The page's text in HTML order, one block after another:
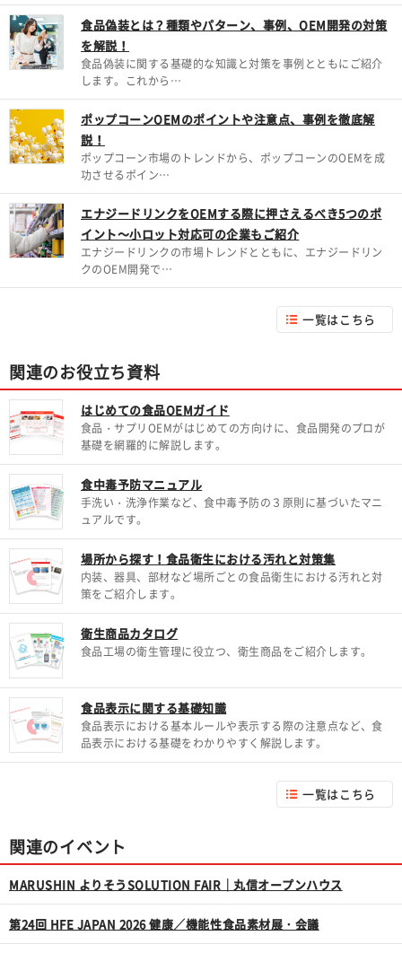
食品偽装とは？種類やパターン、事例、OEM開発の対策
を解説！
食品偽装に関する基礎的な知識と対策を事例とともにご紹介
します。これから…
ポップコーンOEMのポイントや注意点、事例を徹底解
説！
ポップコーン市場のトレンドから、ポップコーンのOEMを成
功させるポイン…
エナジードリンクをOEMする際に押さえるべき5つのポ
イント～小ロット対応可の企業もご紹介
エナジードリンクの市場トレンドとともに、エナジードリン
クのOEM開発で…
一覧はこちら
関連のお役立ち資料
はじめての食品OEMガイド
食品・サプリOEMがはじめての方向けに、食品開発のプロが
基礎を網羅的に解説します。
食中毒予防マニュアル
手洗い・洗浄作業など、食中毒予防の３原則に基づいたマニ
ュアルです。
場所から探す！食品衛生における汚れと対策集
内装、器具、部材など場所ごとの食品衛生における汚れと対
策をご紹介します。
衛生商品カタログ
食品工場の衛生管理に役立つ、衛生商品をご紹介します。
食品表示に関する基礎知識
食品表示における基本ルールや表示する際の注意点など、食
品表示における基礎をわかりやすく解説します。
一覧はこちら
関連のイベント
MARUSHIN よりそうSOLUTION FAIR｜丸信オープンハウス
第24回 HFE JAPAN 2026 健康／機能性食品素材展・会議